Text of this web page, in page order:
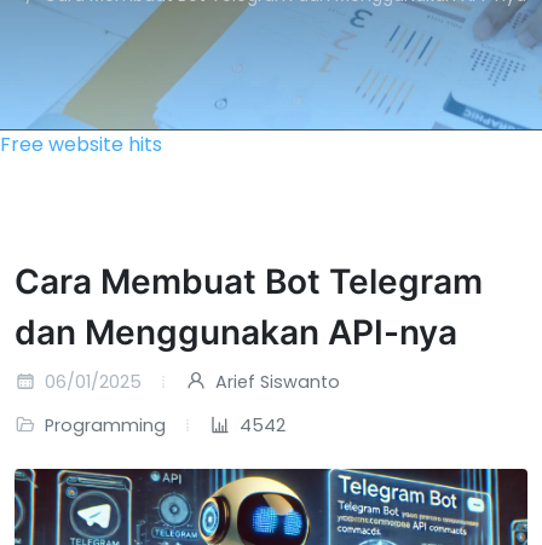
Free website hits
Cara Membuat Bot Telegram
dan Menggunakan API-nya
06/01/2025
Arief Siswanto
Programming
4542